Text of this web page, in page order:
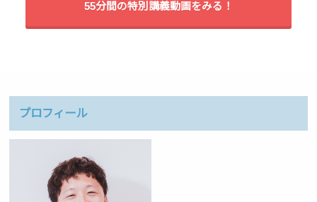
55分間の特別講義動画をみる！
プロフィール